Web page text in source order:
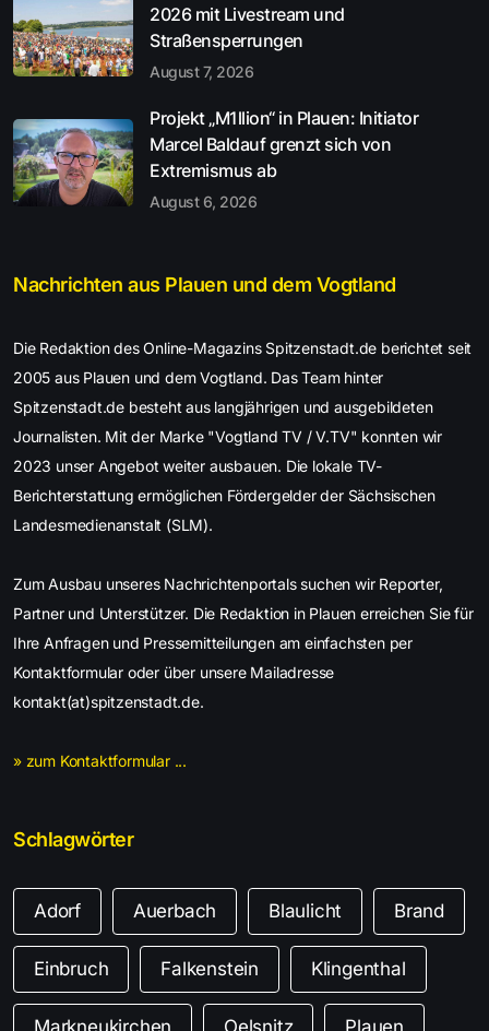
2026 mit Livestream und
Straßensperrungen
August 7, 2026
Projekt „M1llion“ in Plauen: Initiator
Marcel Baldauf grenzt sich von
Extremismus ab
August 6, 2026
Nachrichten aus Plauen und dem Vogtland
Die Redaktion des Online-Magazins Spitzenstadt.de berichtet seit
2005 aus Plauen und dem Vogtland. Das Team hinter
Spitzenstadt.de besteht aus langjährigen und ausgebildeten
Journalisten. Mit der Marke "Vogtland TV / V.TV" konnten wir
2023 unser Angebot weiter ausbauen. Die lokale TV-
Berichterstattung ermöglichen Fördergelder der Sächsischen
Landesmedienanstalt (SLM).
Zum Ausbau unseres Nachrichtenportals suchen wir Reporter,
Partner und Unterstützer. Die Redaktion in Plauen erreichen Sie für
Ihre Anfragen und Pressemitteilungen am einfachsten per
Kontaktformular oder über unsere Mailadresse
kontakt(at)spitzenstadt.de.
» zum Kontaktformular ...
Schlagwörter
Adorf Auerbach Blaulicht Brand
Einbruch Falkenstein Klingenthal
Markneukirchen Oelsnitz Plauen